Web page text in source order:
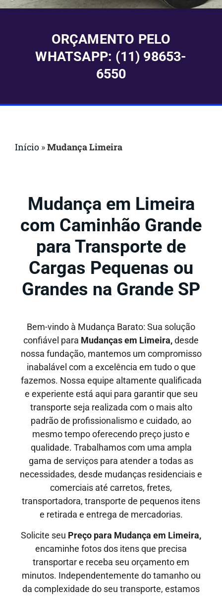
ORÇAMENTO PELO
WHATSAPP: (11) 98653-
6550
Início »Mudança Limeira
Mudança em Limeira
com Caminhão Grande
para Transporte de
Cargas Pequenas ou
Grandes na Grande SP
Bem-vindo à Mudança Barato: Sua solução
confiável para Mudanças em Limeira,desde
nossa fundação, mantemos um compromisso
inabalável com a excelência em tudo o que
fazemos. Nossa equipe altamente qualificada
e experiente está aqui para garantir que seu
transporte seja realizada com o mais alto
padrão de profissionalismo e cuidado, ao
mesmo tempo oferecendo preço justo e
qualidade. Trabalhamos com uma ampla
gama de serviços para atender a todas as
necessidades, desde mudanças residenciais e
comerciais até carretos, fretes,
transportadora, transporte de pequenos itens
e retirada e entrega de mercadorias.
Solicite seu Preço para Mudança em Limeira,
encaminhe fotos dos itens que precisa
transportar e receba seu orçamento em
minutos. Independentemente do tamanho ou
da complexidade do seu transporte, estamos